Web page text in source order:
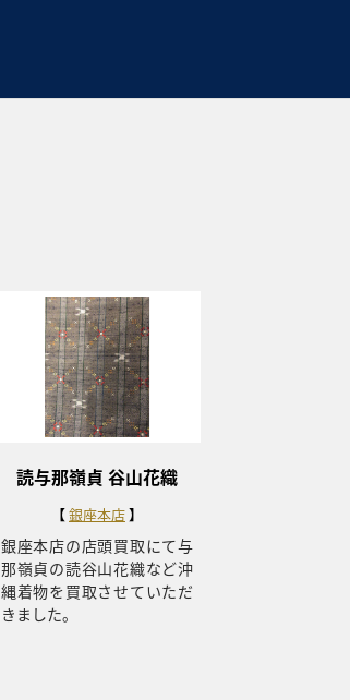
読与那嶺貞 谷山花織
銀座本店
銀座本店の店頭買取にて与
那嶺貞の読谷山花織など沖
縄着物を買取させていただ
きました。